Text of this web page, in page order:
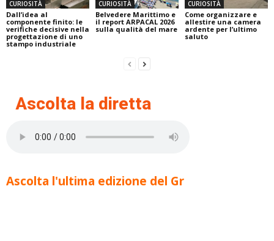
CURIOSITÀ
Dall’idea al
componente finito: le
verifiche decisive nella
progettazione di uno
stampo industriale
CURIOSITÀ
Belvedere Marittimo e
il report ARPACAL 2026
sulla qualità del mare
CURIOSITÀ
Come organizzare e
allestire una camera
ardente per l’ultimo
saluto
Ascolta la diretta
Ascolta l'ultima edizione del Gr